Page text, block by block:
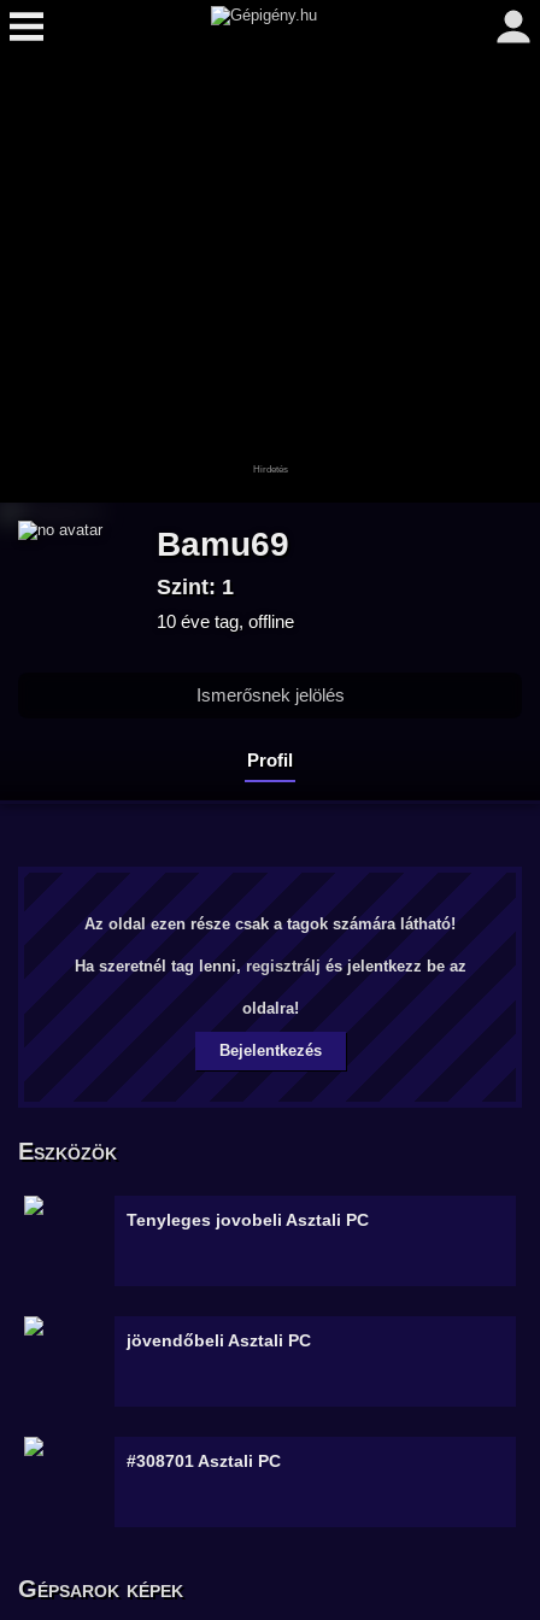
Bamu69
Szint: 1
10 éve tag, offline
Profil
Ismerősnek jelölés
Az oldal ezen része csak a tagok számára látható!
Ha szeretnél tag lenni, regisztrálj és jelentkezz be az
oldalra!
Bejelentkezés
Eszközök
Tenyleges jovobeli Asztali PC
jövendőbeli Asztali PC
#308701Asztali PC
Gépsarok képek